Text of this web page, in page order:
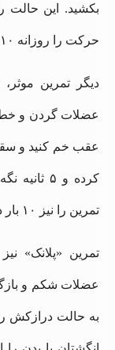
حرکت را روزانه ۱۰ بار تکرار کنید.
دیگر تمرین
عضلات گردن و
عقب خم کنید و
کرده و ۵
تمرین را نیز ۱۰ بار در روز تکرار کنید.
تمرین «پلانک»
عضلات شکم و
به حالت درازکش